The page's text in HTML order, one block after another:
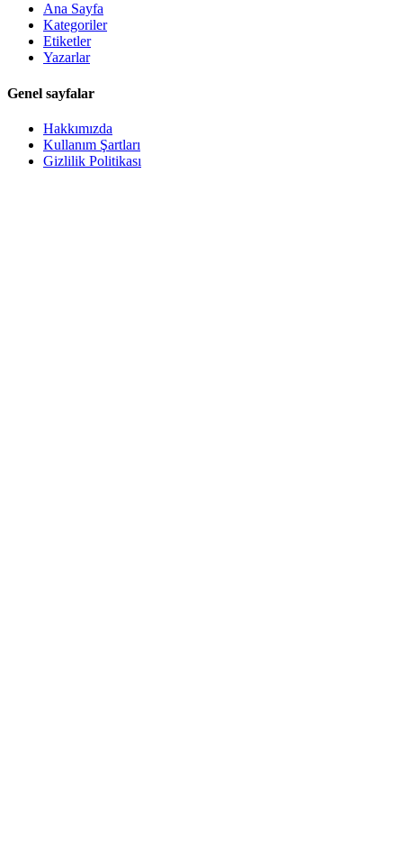
Ana Sayfa
Kategoriler
Etiketler
Yazarlar
Genel sayfalar
Hakkımızda
Kullanım Şartları
Gizlilik Politikası